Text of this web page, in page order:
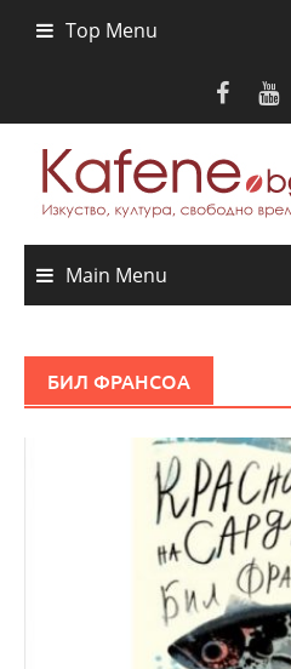
Top Menu
Main Menu
БИЛ ФРАНСОА